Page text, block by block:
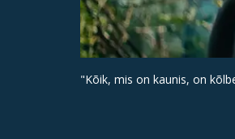
"Kõik, mis on kaunis, on